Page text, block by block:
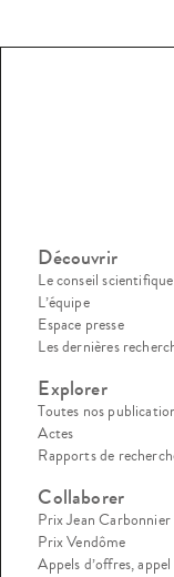
Découvrir
Le conseil scientifique
L’équipe
Espace presse
Les dernières
Explorer
Toutes nos
Actes
Rapports de
Collaborer
Prix Jean Carbonnier
Prix Vendôme
Appels d’offres,